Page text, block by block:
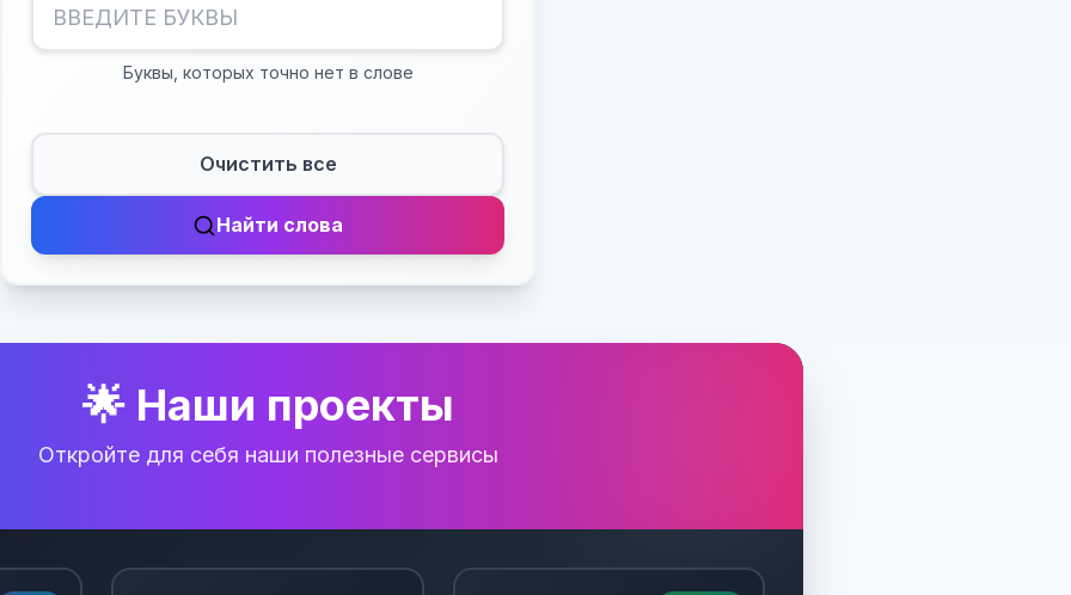
Буквы, которых точно нет в слове
Очистить все
Найти слова
🌟 Наши проекты
Откройте для себя наши полезные сервисы